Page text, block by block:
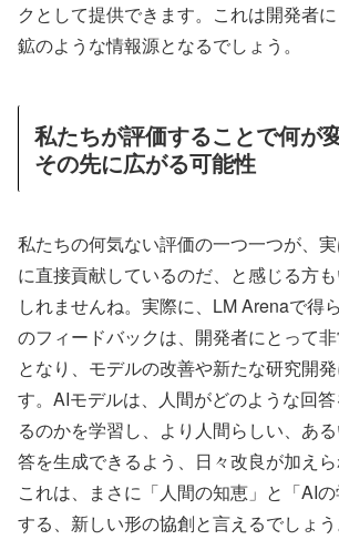
クとして提供できます。これは開発者
鉱のような情報源となるでしょう。
私たちが評価することで何が
その先に広がる可能性
私たちの何気ない評価の一つ一つが、
に直接貢献しているのだ、と感じる方
しれませんね。実際に、LM Arenaで得
のフィードバックは、開発者にとって
となり、モデルの改善や新たな研究開
す。AIモデルは、人間がどのような回
るのかを学習し、より人間らしい、あ
答を生成できるよう、日々改良が加えら
これは、まさに「人間の知恵」と「AI
する、新しい形の協創と言えるでしょう